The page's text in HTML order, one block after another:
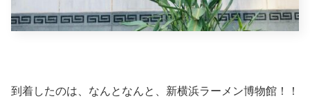
到着したのは、なんとなんと、新横浜ラーメン博物館！！